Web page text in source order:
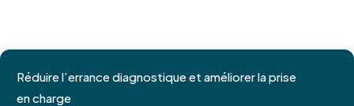
Réduire l’errance diagnostique et améliorer la prise
en charge